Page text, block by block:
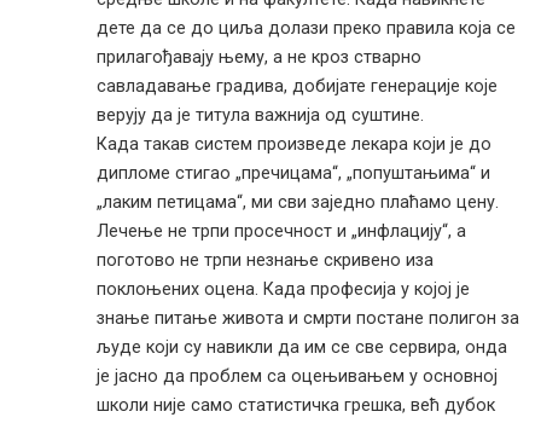
дете да се до циља долази преко правила која се
прилагођавају њему, а не кроз стварно
савладавање градива, добијате генерације које
верују да је титула важнија од суштине.
Када такав систем произведе лекара који је до
дипломе стигао „пречицама“, „попуштањима“ и
„лаким петицама“, ми сви заједно плаћамо цену.
Лечење не трпи просечност и „инфлацију“, а
поготово не трпи незнање скривено иза
поклоњених оцена. Када професија у којој је
знање питање живота и смрти постане полигон за
људе који су навикли да им се све сервира, онда
је јасно да проблем са оцењивањем у основној
школи није само статистичка грешка, већ дубок